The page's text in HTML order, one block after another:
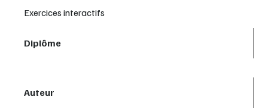
Exercices interactifs
Diplôme
Auteur